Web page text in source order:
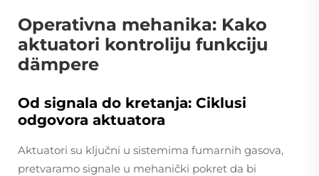
Operativna mehanika: Kako
aktuatori kontroliju funkciju
dämpere
Od signala do kretanja: Ciklusi
odgovora aktuatora
Aktuatori su ključni u sistemima fumarnih gasova,
pretvaramo signale u mehanički pokret da bi